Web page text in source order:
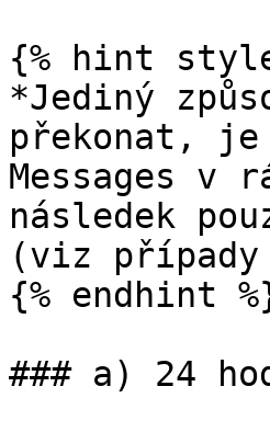
{% hint
*Jediný
překonat, je
Messages v
následek
(viz
{% endhint
### a) 24